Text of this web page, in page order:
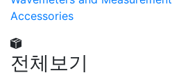
Accessories
전체보기